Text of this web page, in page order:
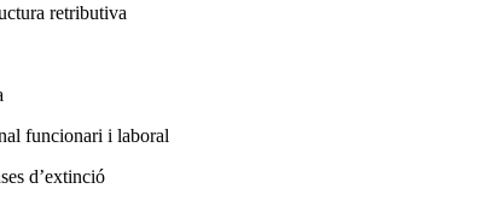
retributiva
funcionari i laboral
d’extinció